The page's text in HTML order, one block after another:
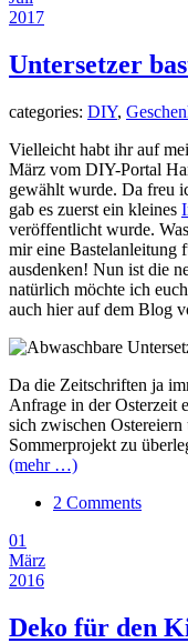
2017
Untersetzer
categories: DIY,
Vielleicht habt ihr auf
März vom DIY-Portal
gewählt wurde. Da freu
gab es zuerst ein kleines
veröffentlicht wurde.
mir eine Bastelanleitung
ausdenken! Nun ist die
natürlich möchte ich
auch hier auf dem Blog
Da die Zeitschriften ja
Anfrage in der Osterzeit
sich zwischen
Sommerprojekt zu
(mehr …)
2 Comments
01
März
2016
Deko für den